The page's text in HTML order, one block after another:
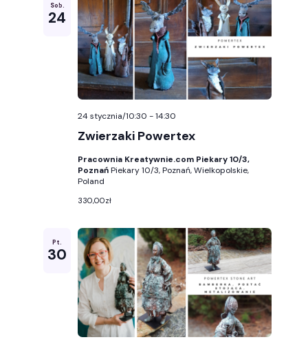
Sob.
24
Zwierzaki Powertex
24 stycznia/10:30 -14:30
Pracownia Kreatywnie.com Piekary 10/3,
PoznańPiekary 10/3, Poznań, Wielkopolskie,
Poland
330,00zł
Pt.
30